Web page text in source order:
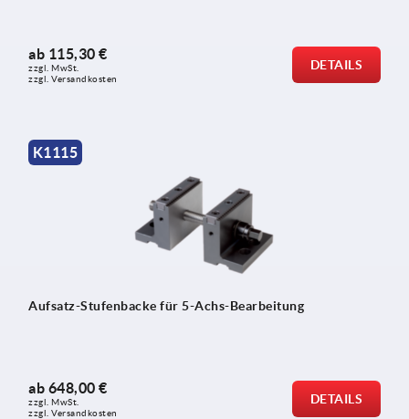
ab 115,30 €
zzgl. MwSt.
zzgl. Versandkosten
DETAILS
K1115
Aufsatz-Stufenbacke für 5-Achs-Bearbeitung
ab 648,00 €
zzgl. MwSt.
zzgl. Versandkosten
DETAILS